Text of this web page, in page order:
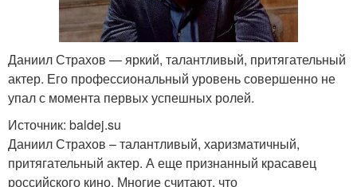
Даниил Страхов — яркий, талантливый, притягательный
актер. Его профессиональный уровень совершенно не
упал с момента первых успешных ролей.
Источник: baldej.su
Даниил Страхов – талантливый, харизматичный,
притягательный актер. А еще признанный красавец
российского кино. Многие считают, что